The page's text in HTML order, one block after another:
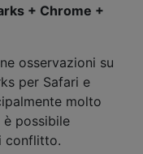
+ Chrome +
osservazioni su
per Safari e
molto
è possibile
conflitto.